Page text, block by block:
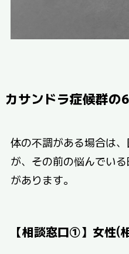
カサンドラ症候群の
体の不調がある場合は
が、その前の悩んでい
があります。
【相談窓口①】女性(